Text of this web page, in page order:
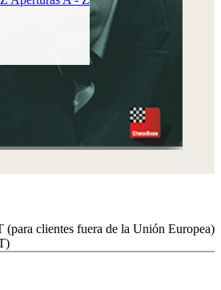
CARRO DE LA COMPRA
0
clientes fuera de la Unión Europea)